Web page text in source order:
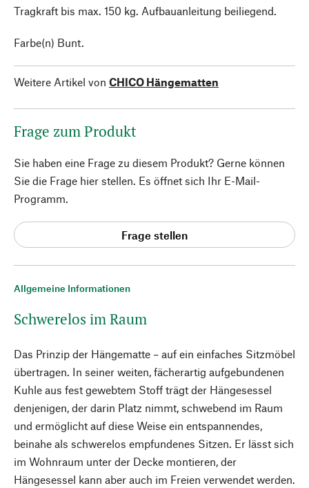
Allgemeine Informationen
Schwerelos im Raum
Das Prinzip der Hängematte – auf ein einfaches Sitzmöbel
übertragen. In seiner weiten, fächerartig aufgebundenen
Kuhle aus fest gewebtem Stoff trägt der Hängesessel
denjenigen, der darin Platz nimmt, schwebend im Raum
und ermöglicht auf diese Weise ein entspannendes,
beinahe als schwerelos empfundenes Sitzen. Er lässt sich
im Wohnraum unter der Decke montieren, der
Hängesessel kann aber auch im Freien verwendet werden.
Tragkraft bis max. 150 kg. Aufbauanleitung beiliegend.
Farbe(n) Bunt.
Weitere Artikel von CHICO Hängematten
Frage zum Produkt
Sie haben eine Frage zu diesem Produkt? Gerne können
Sie die Frage hier stellen. Es öffnet sich Ihr E-Mail-
Programm.
Frage stellen